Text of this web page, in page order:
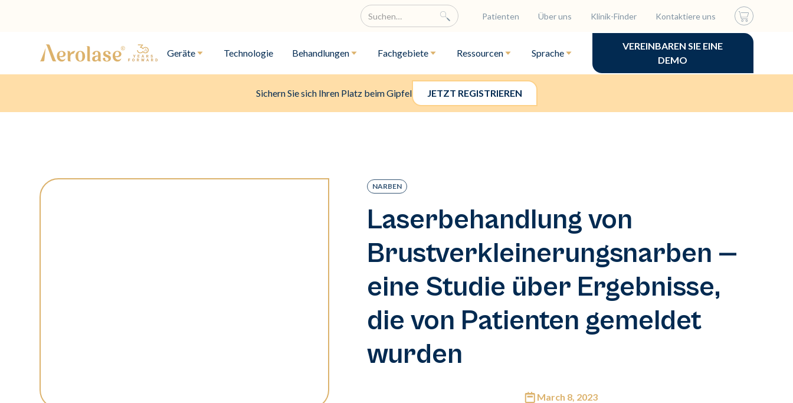
Patienten Über uns Klinik-Finder Kontaktiere uns
Geräte Technologie Behandlungen Fachgebiete Ressourcen Sprache
VEREINBAREN SIE EINE
DEMO
Sichern Sie sich Ihren Platz beim Gipfel JETZT REGISTRIEREN
NARBEN
Laserbehandlung von
Brustverkleinerungsnarben —
eine Studie über Ergebnisse,
die von Patienten gemeldet
wurden
March 8, 2023